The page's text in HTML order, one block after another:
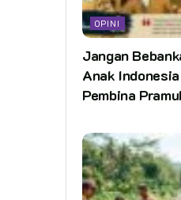
OPINI
Jangan
Anak
Pembina